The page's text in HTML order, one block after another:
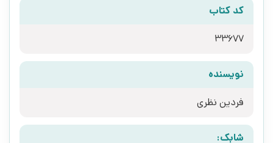
کد کتاب
33677
نویسنده
فردین نظری
شابک: